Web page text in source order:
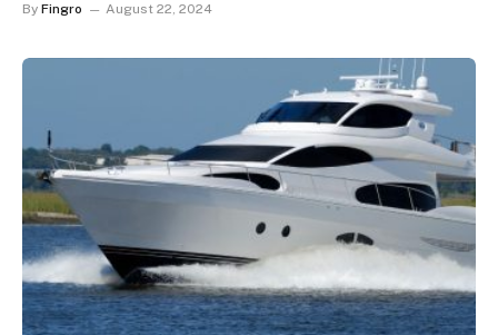
By Fingro August 22, 2024